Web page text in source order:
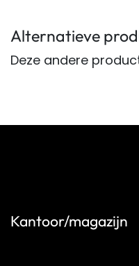
Alternatieve
Deze andere
Kantoor/magazijn